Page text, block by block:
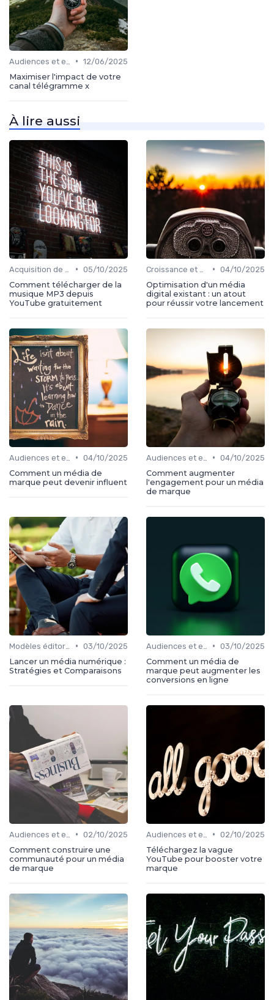
• 12/06/2025
Maximiser l'impact de votre
canal télégramme x
À lire aussi
• 05/10/2025
Comment télécharger de la
musique MP3 depuis
YouTube gratuitement
• 04/10/2025
Optimisation d'un média
digital existant : un atout
pour réussir votre lancement
• 04/10/2025
Comment un média de
marque peut devenir influent
• 04/10/2025
Comment augmenter
l'engagement pour un média
de marque
• 03/10/2025
Lancer un média numérique :
Stratégies et Comparaisons
• 03/10/2025
Comment un média de
marque peut augmenter les
conversions en ligne
• 02/10/2025
Comment construire une
communauté pour un média
de marque
• 02/10/2025
Téléchargez la vague
YouTube pour booster votre
marque